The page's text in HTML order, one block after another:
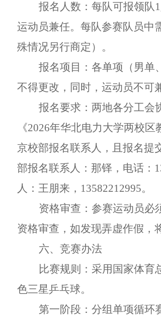
报名人数：每队可报领队
运动员兼任。每队参赛队员中
殊情况另行商定）。
报名项目：各单项（男单
不得更改，同时，运动员不可
报名要求：两地各分工会
《2026年华北电力大学两校
京校部报名联系人，且报名提
部报名联系人 ：那铎 ， 电话：
人 ：王朋来 ， 13582212995。
资格审查：参赛运动员必
资格审查，如发现弄虚作假，
六、竞赛办法
比赛规则：采用国家体育
色三星乒乓球。
第一阶段：分组单项循环